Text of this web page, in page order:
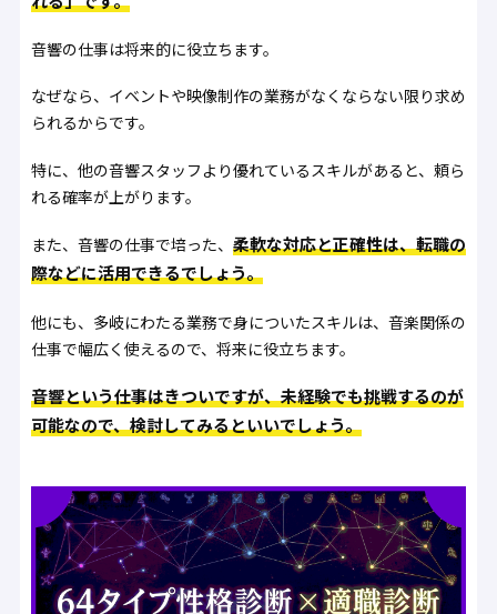
音響の仕事は将来的に役立ちます。
なぜなら、イベントや映像制作の業務がなくならない限り求め
られるからです。
特に、他の音響スタッフより優れているスキルがあると、頼ら
れる確率が上がります。
また、音響の仕事で培った、 柔軟な対応と正確性は、転職の
際などに活用できるでしょう。
他にも、多岐にわたる業務で身についたスキルは、音楽関係の
仕事で幅広く使えるので、将来に役立ちます。
音響という仕事はきついですが、未経験でも挑戦するのが
可能なので、検討してみるといいでしょう。